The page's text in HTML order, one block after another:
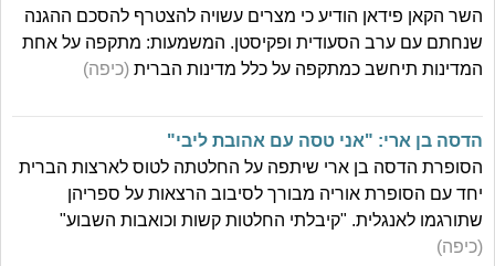
השר הקאן פידאן הודיע כי מצרים עשויה להצטרף להסכם ההגנה
שנחתם עם ערב הסעודית ופקיסטן. המשמעות: מתקפה על אחת
המדינות תיחשב כמתקפה על כלל מדינות הברית (כיפה)
הדסה בן ארי: "אני טסה עם אהובת ליבי"
הסופרת הדסה בן ארי שיתפה על החלטתה לטוס לארצות הברית
יחד עם הסופרת אוריה מבורך לסיבוב הרצאות על ספריהן
שתורגמו לאנגלית. "קיבלתי החלטות קשות וכואבות השבוע"
(כיפה)